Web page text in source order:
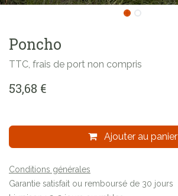
Poncho
TTC, frais de port non compris
53,68 €
Ajouter au panier
Conditions générales
Garantie satisfait ou remboursé de 30 jours